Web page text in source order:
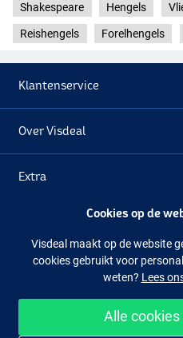
Shakespeare Hengels
Reishengels Forelhengels
Klantenservice
Over Visdeal
Extra
Facebook
Cookies op de
Visdeal maakt op de website
cookies gebruikt voor
weten? Lees
Alle